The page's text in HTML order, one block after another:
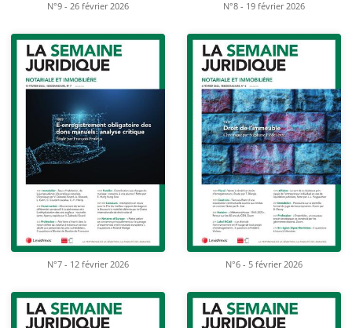
N°9 - 26 février 2026 N°8 - 19 février 2026
N°7 - 12 février 2026 N°6 - 5 février 2026